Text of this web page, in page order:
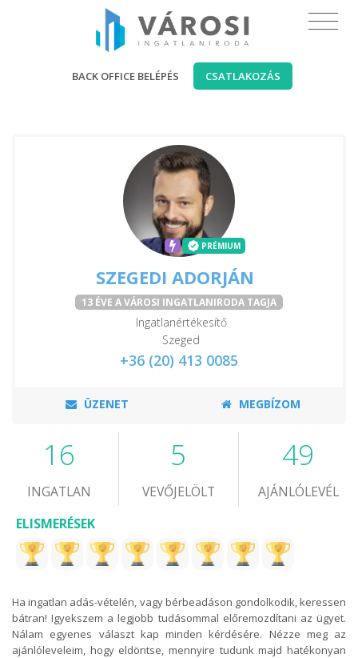
BACK OFFICE BELÉPÉS CSATLAKOZÁS
PRÉMIUM
SZEGEDI ADORJÁN
13 ÉVE A VÁROSI INGATLANIRODA TAGJA
Ingatlanértékesítő
Szeged
+36 (20) 413 0085
ÜZENET MEGBÍZOM
16
INGATLAN
5
VEVŐJELÖLT
49
AJÁNLÓLEVÉL
ELISMERÉSEK
Ha ingatlan adás-vételén, vagy bérbeadáson gondolkodik, keressen
bátran! Igyekszem a legjobb tudásommal előremozdítani az ügyet.
Nálam egyenes választ kap minden kérdésére. Nézze meg az
ajánlóleveleim, hogy eldöntse, mennyire tudunk majd hatékonyan